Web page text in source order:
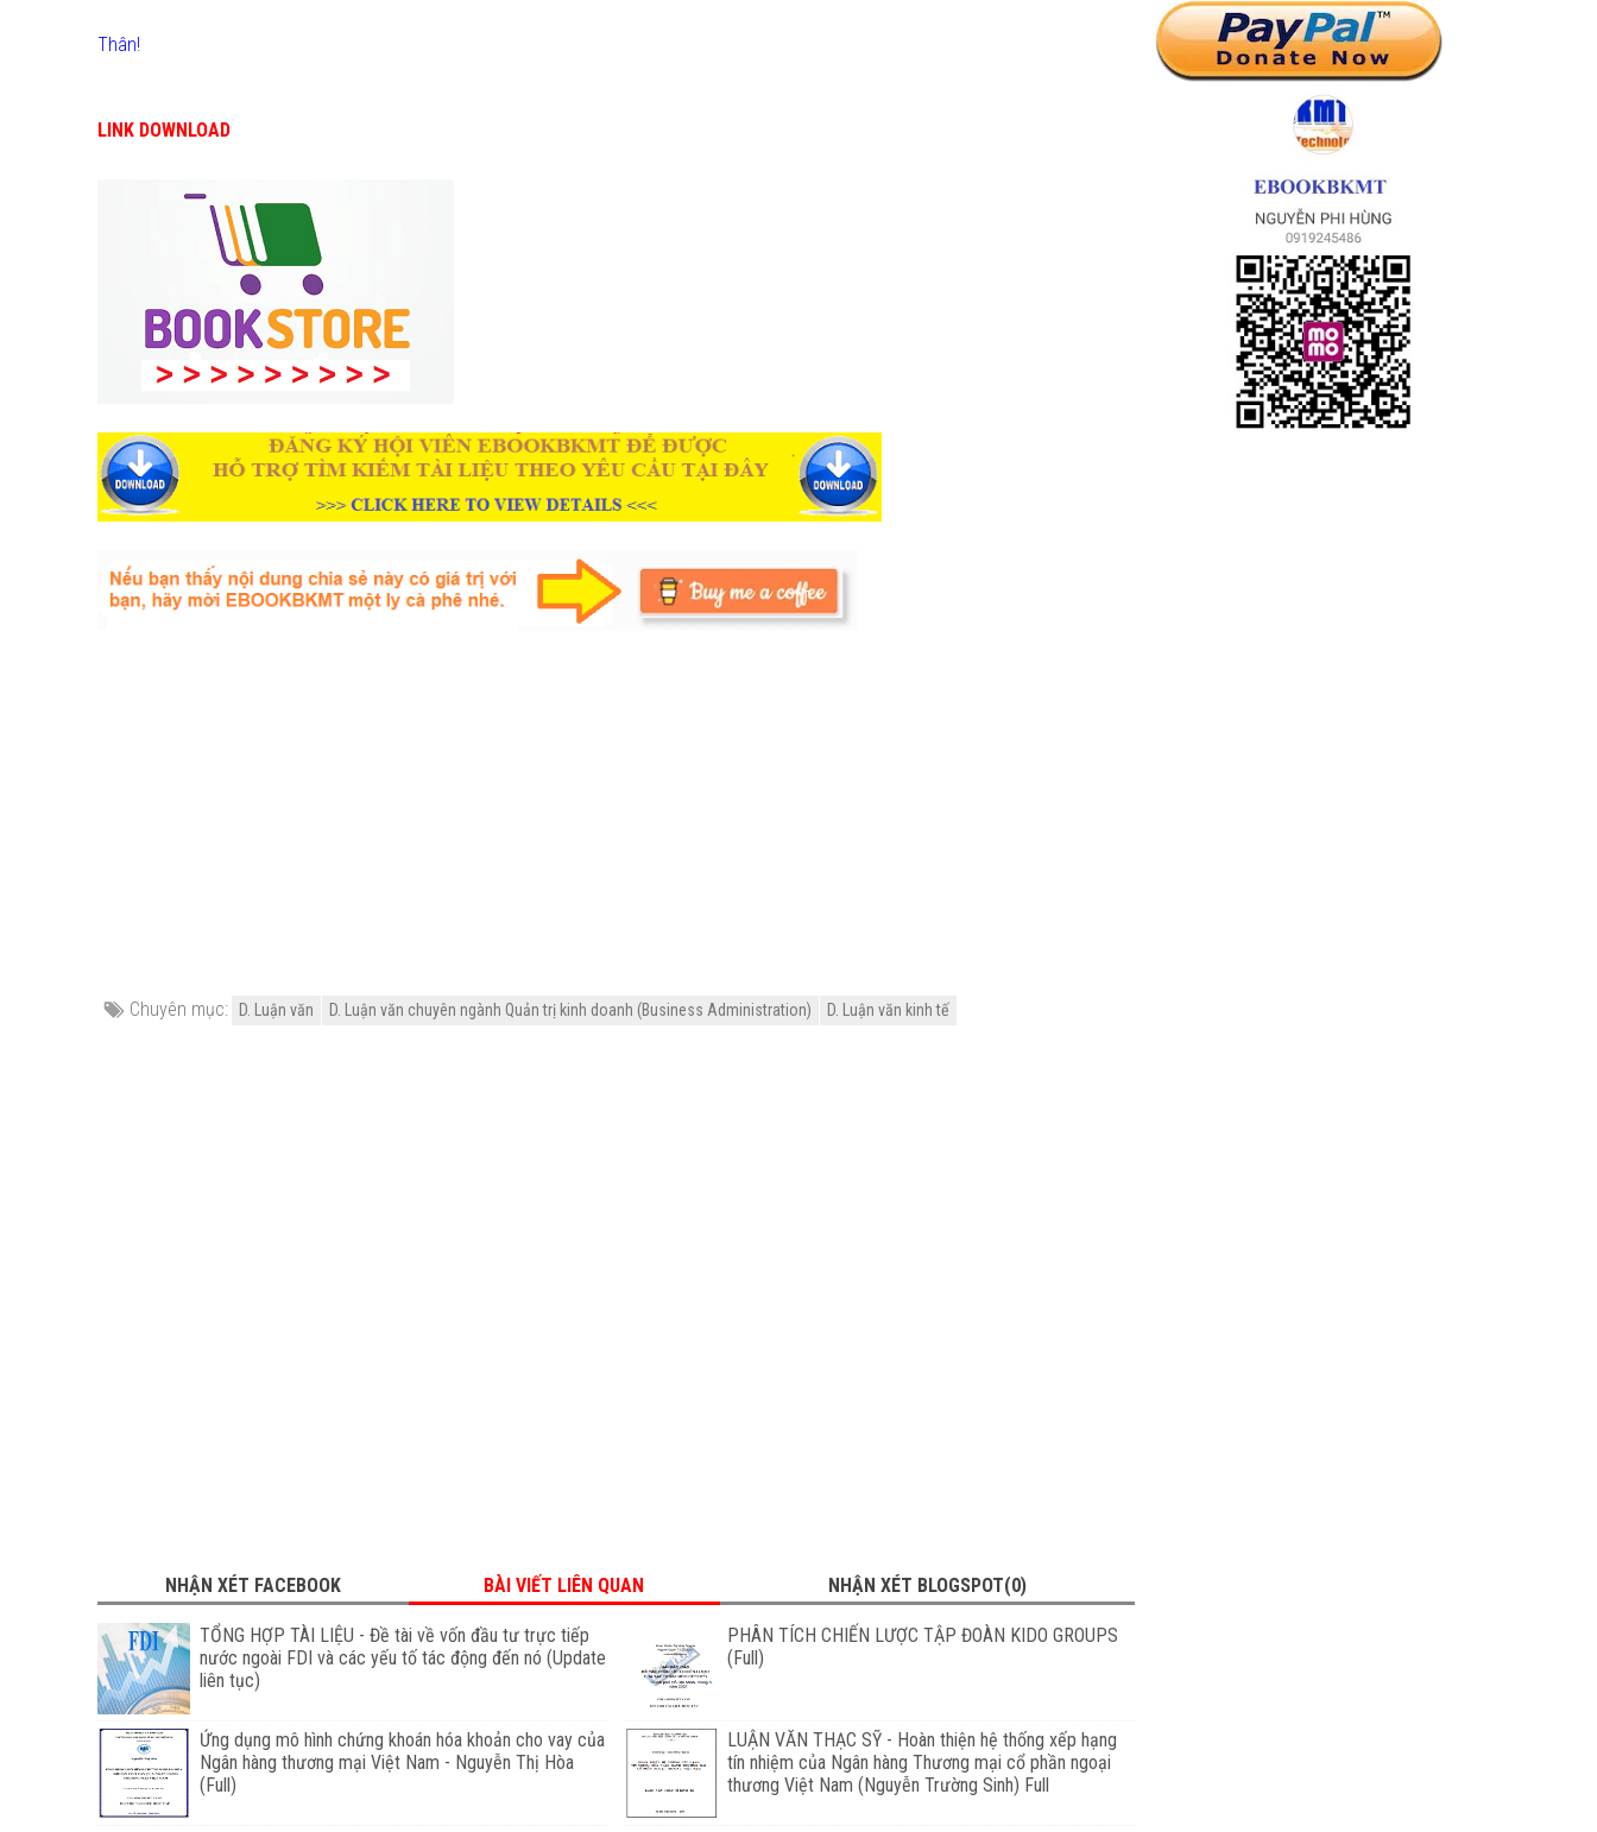
Thân!
LINK DOWNLOAD
Chuyên mục: D. Luận văn D. Luận văn chuyên ngành Quản trị kinh doanh (Business Administration) D. Luận văn kinh tế
NHẬN XÉT FACEBOOK BÀI VIẾT LIÊN QUAN NHẬN XÉT BLOGSPOT(0)
TỔNG HỢP TÀI LIỆU - Đề tài về vốn đầu tư trực tiếp
nước ngoài FDI và các yếu tố tác động đến nó (Update
liên tục)
PHÂN TÍCH CHIẾN LƯỢC TẬP ĐOÀN KIDO GROUPS
(Full)
Ứng dụng mô hình chứng khoán hóa khoản cho vay của
Ngân hàng thương mại Việt Nam - Nguyễn Thị Hòa
(Full)
LUẬN VĂN THẠC SỸ - Hoàn thiện hệ thống xếp hạng
tín nhiệm của Ngân hàng Thương mại cổ phần ngoại
thương Việt Nam (Nguyễn Trường Sinh) Full